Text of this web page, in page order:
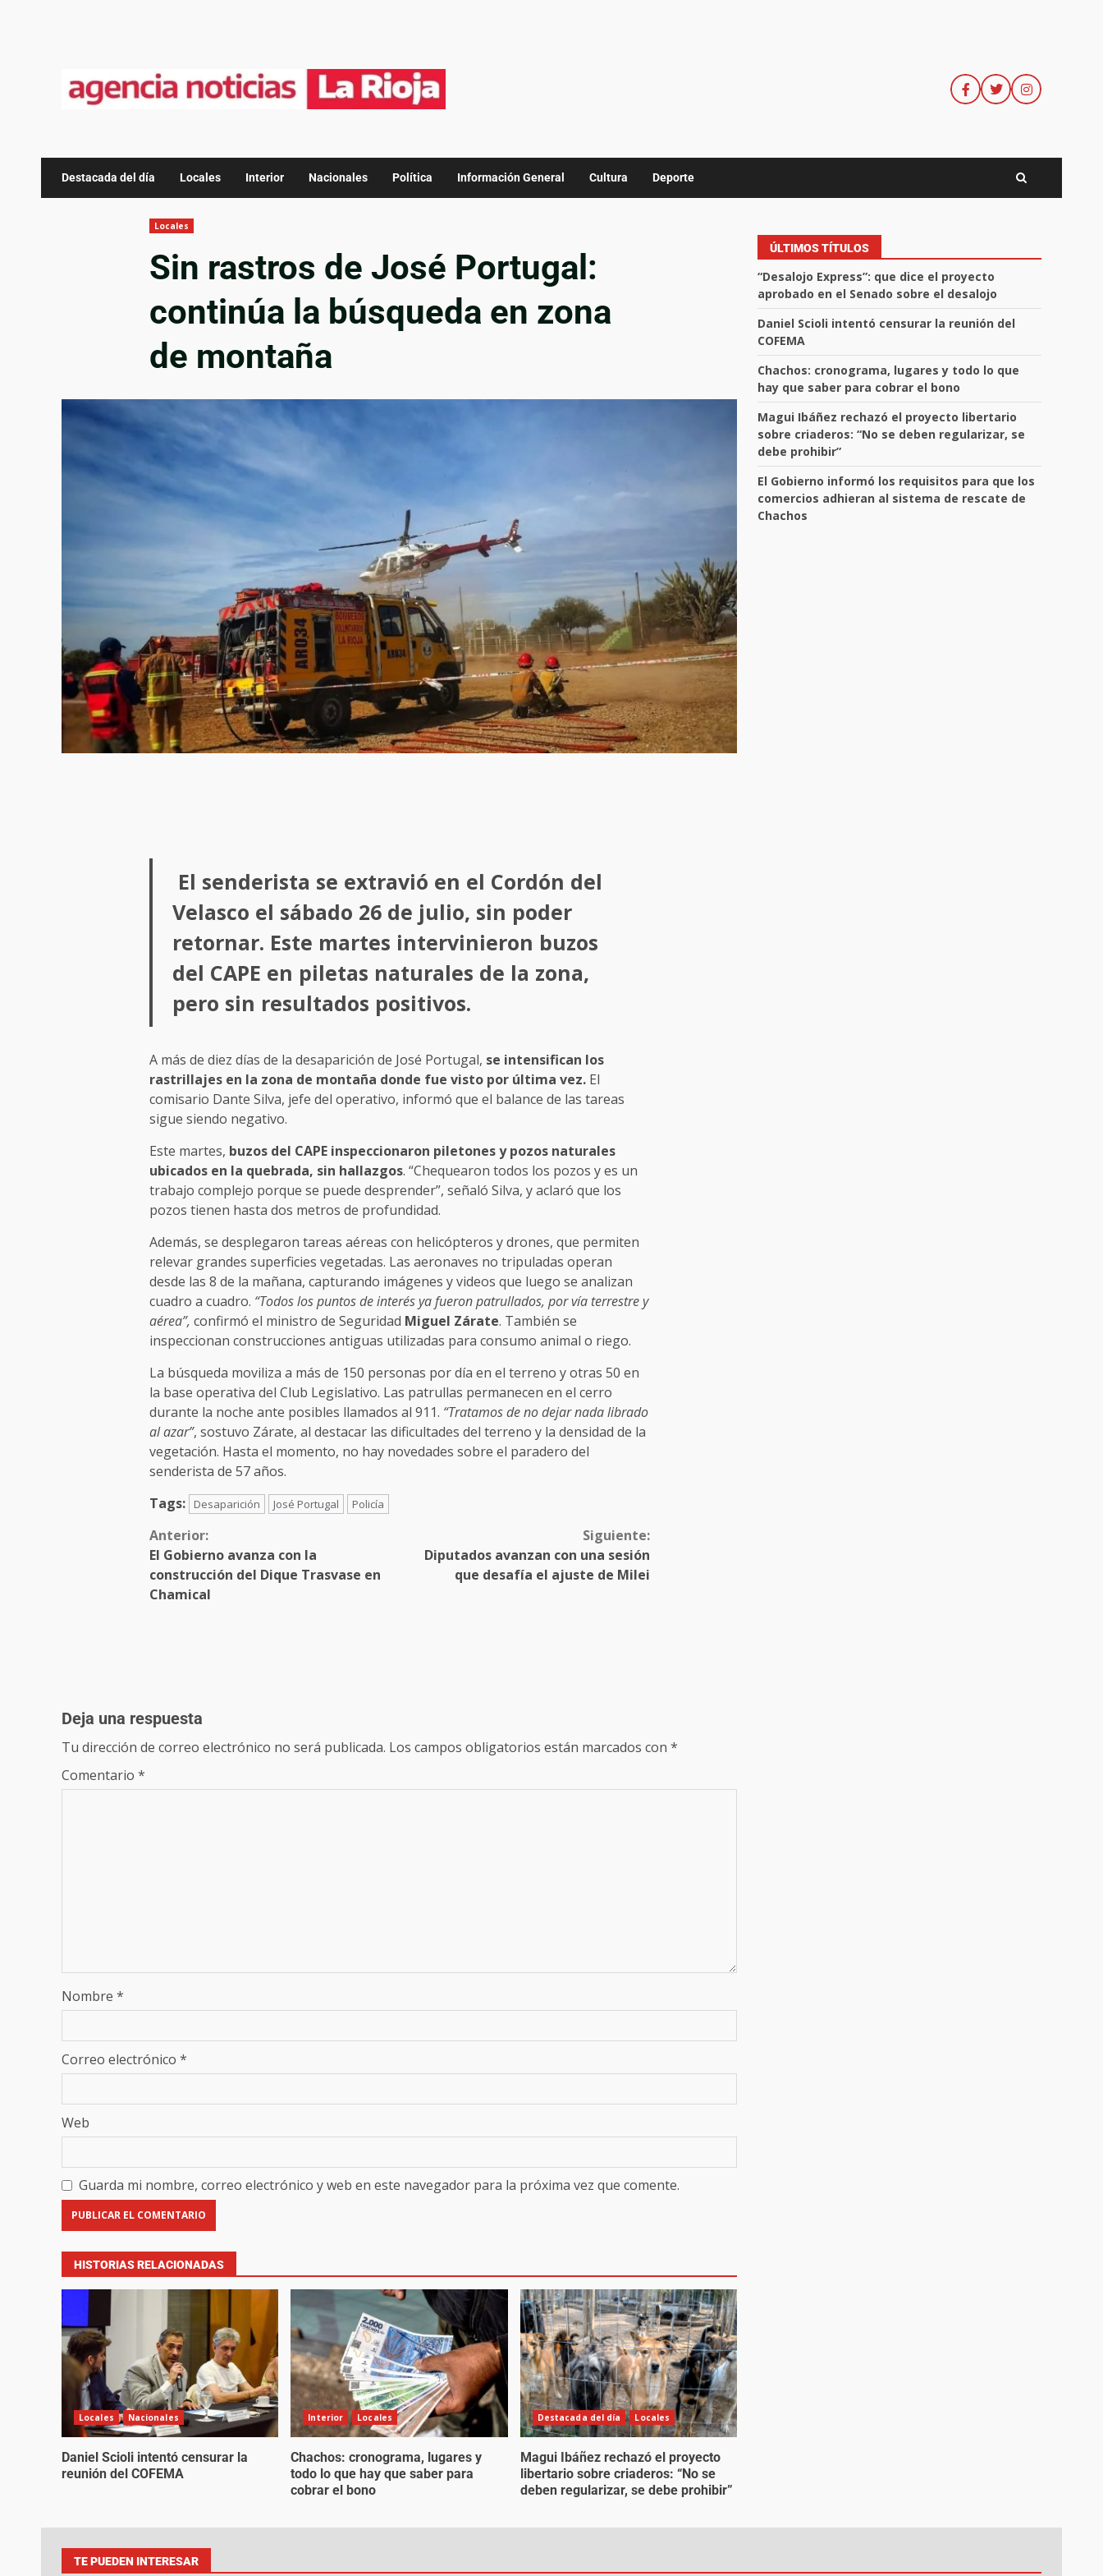
Destacada del día Locales Interior Nacionales Política Información General Cultura Deporte
Locales
Sin rastros de José Portugal:
continúa la búsqueda en zona
de montaña
El senderista se extravió en el Cordón del
Velasco el sábado 26 de julio, sin poder
retornar. Este martes intervinieron buzos
del CAPE en piletas naturales de la zona,
pero sin resultados positivos.
A más de diez días de la desaparición de José Portugal, se intensifican los
rastrillajes en la zona de montaña donde fue visto por última vez.El
comisario Dante Silva, jefe del operativo, informó que el balance de las tareas
sigue siendo negativo.
Este martes, buzos del CAPE inspeccionaron piletones y pozos naturales
ubicados en la quebrada, sin hallazgos. “Chequearon todos los pozos y es un
trabajo complejo porque se puede desprender”, señaló Silva, y aclaró que los
pozos tienen hasta dos metros de profundidad.
Además, se desplegaron tareas aéreas con helicópteros y drones, que permiten
relevar grandes superficies vegetadas. Las aeronaves no tripuladas operan
desde las 8 de la mañana, capturando imágenes y videos que luego se analizan
cuadro a cuadro. “Todos los puntos de interés ya fueron patrullados, por vía terrestre y
aérea”, confirmó el ministro de Seguridad Miguel Zárate. También se
inspeccionan construcciones antiguas utilizadas para consumo animal o riego.
La búsqueda moviliza a más de 150 personas por día en el terreno y otras 50 en
la base operativa del Club Legislativo. Las patrullas permanecen en el cerro
durante la noche ante posibles llamados al 911. “Tratamos de no dejar nada librado
al azar”, sostuvo Zárate, al destacar las dificultades del terreno y la densidad de la
vegetación. Hasta el momento, no hay novedades sobre el paradero del
senderista de 57 años.
Tags:
Desaparición José Portugal Policía
Anterior:
El Gobierno avanza con la
construcción del Dique Trasvase en
Chamical
Siguiente:
Diputados avanzan con una sesión
que desafía el ajuste de Milei
Deja una respuesta
Tu dirección de correo electrónico no será publicada. Los campos obligatorios están marcados con *
Comentario *
Nombre *
Correo electrónico *
Web
Guarda mi nombre, correo electrónico y web en este navegador para la próxima vez que comente.
HISTORIAS RELACIONADAS
Locales Nacionales
Daniel Scioli intentó censurar la
reunión del COFEMA
Interior Locales
Chachos: cronograma, lugares y
todo lo que hay que saber para
cobrar el bono
Destacada del día Locales
Magui Ibáñez rechazó el proyecto
libertario sobre criaderos: “No se
deben regularizar, se debe prohibir”
ÚLTIMOS TÍTULOS
“Desalojo Express”: que dice el proyecto
aprobado en el Senado sobre el desalojo
Daniel Scioli intentó censurar la reunión del
COFEMA
Chachos: cronograma, lugares y todo lo que
hay que saber para cobrar el bono
Magui Ibáñez rechazó el proyecto libertario
sobre criaderos: “No se deben regularizar, se
debe prohibir”
El Gobierno informó los requisitos para que los
comercios adhieran al sistema de rescate de
Chachos
TE PUEDEN INTERESAR